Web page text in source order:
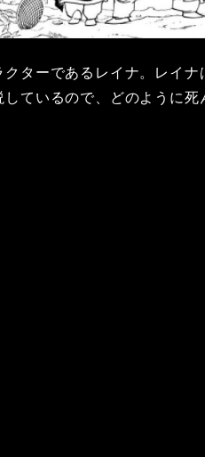
ターであるレイナ。レイ
ているので、どのように